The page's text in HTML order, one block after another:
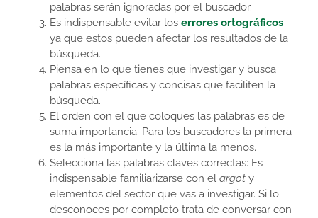
palabras serán ignoradas por el buscador.
Es indispensable evitar los errores ortográficos
ya que estos pueden afectar los resultados de la
búsqueda.
Piensa en lo que tienes que investigar y busca
palabras específicas y concisas que faciliten la
búsqueda.
El orden con el que coloques las palabras es de
suma importancia. Para los buscadores la primera
es la más importante y la última la menos.
Selecciona las palabras claves correctas: Es
indispensable familiarizarse con el argot y
elementos del sector que vas a investigar. Si lo
desconoces por completo trata de conversar con